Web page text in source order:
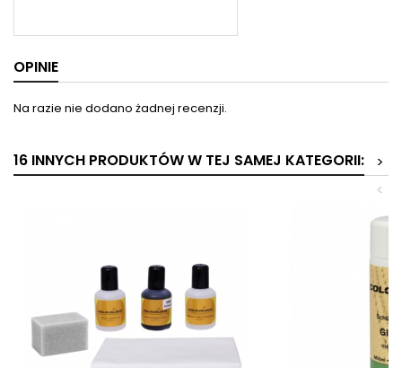
OPINIE
Na razie nie dodano żadnej recenzji.
16 INNYCH PRODUKTÓW W TEJ SAMEJ KATEGORII:
>
<